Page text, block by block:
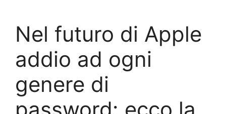
Nel futuro di Apple
addio ad ogni
genere di